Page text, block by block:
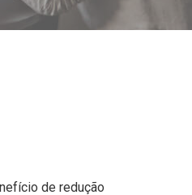
de redução